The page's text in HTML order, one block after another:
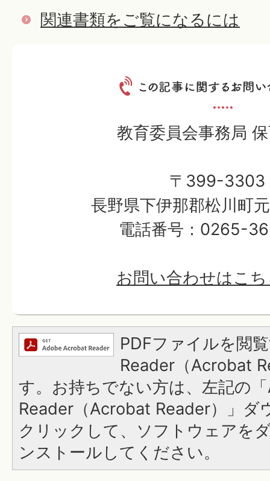
関連書類をご覧になるには
教育委員会事務局
〒399-3303
長野県下伊那郡松川町
電話番号：0265-
お問い合わせはこ
PDFファイルを閲
Reader（Acrobat
す。お持ちでない方は、左記の
Reader（Acrobat Reader）」ダ
クリックして、ソフトウェアを
ンストールしてください。